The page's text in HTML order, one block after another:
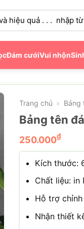
Đám cướiVui nhộn
Trang chủ » Bảng
Bảng tên
250.000₫
Kích thước:
Chất liệu: in
Hỗ trợ
Nhận thiết